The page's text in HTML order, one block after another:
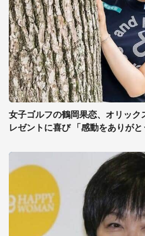
女子ゴルフの鶴岡果恋、オリッ
レゼントに喜び 「感動をありがと